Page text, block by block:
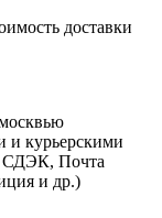
доставки
и курьерскими
Почта
и др.)